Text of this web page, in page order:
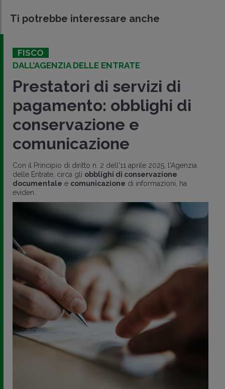
Ti potrebbe interessare anche
FISCO
DALL’AGENZIA DELLE ENTRATE
Prestatori di servizi di
pagamento: obblighi di
conservazione e
comunicazione
Con il Principio di diritto n. 2 dell'11 aprile 2025, l'Agenzia
delle Entrate, circa gli obblighi di conservazione
documentale e comunicazione di informazioni, ha
eviden..